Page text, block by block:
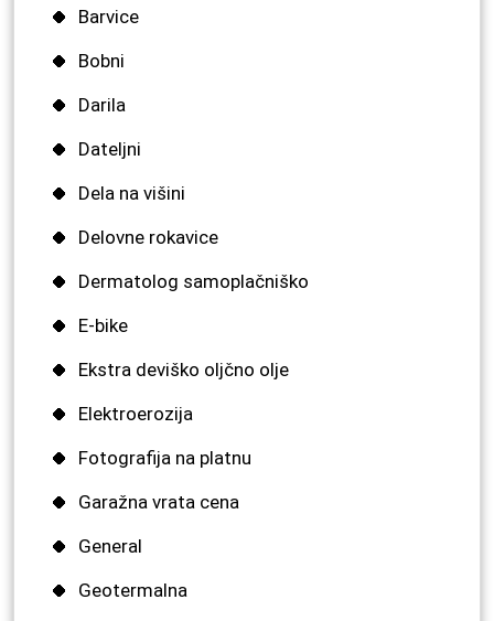
Barvice
Bobni
Darila
Dateljni
Dela na višini
Delovne rokavice
Dermatolog samoplačniško
E-bike
Ekstra deviško oljčno olje
Elektroerozija
Fotografija na platnu
Garažna vrata cena
General
Geotermalna